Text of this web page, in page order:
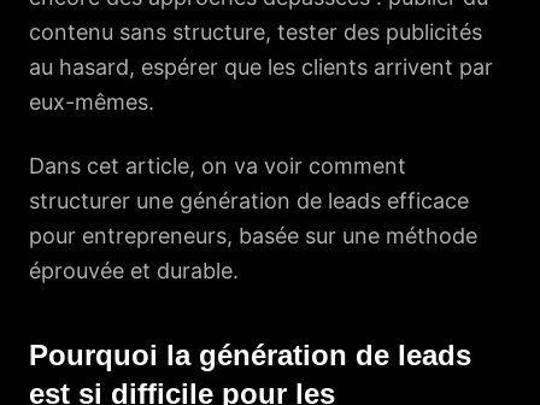
contenu sans structure, tester des publicités
au hasard, espérer que les clients arrivent par
eux-mêmes.
Dans cet article, on va voir comment
structurer une génération de leads efficace
pour entrepreneurs, basée sur une méthode
éprouvée et durable.
Pourquoi la génération de leads
est si difficile pour les